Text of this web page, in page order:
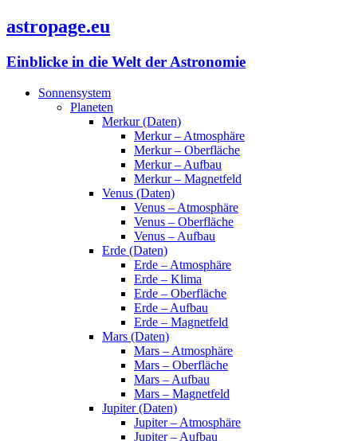
astropage.eu
Einblicke in die Welt der Astronomie
Sonnensystem
Planeten
Merkur (Daten)
Merkur – Atmosphäre
Merkur – Oberfläche
Merkur – Aufbau
Merkur – Magnetfeld
Venus (Daten)
Venus – Atmosphäre
Venus – Oberfläche
Venus – Aufbau
Erde (Daten)
Erde – Atmosphäre
Erde – Klima
Erde – Oberfläche
Erde – Aufbau
Erde – Magnetfeld
Mars (Daten)
Mars – Atmosphäre
Mars – Oberfläche
Mars – Aufbau
Mars – Magnetfeld
Jupiter (Daten)
Jupiter – Atmosphäre
Jupiter – Aufbau